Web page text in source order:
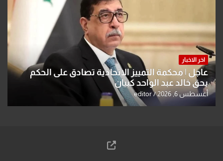
اخر الاخبار
عاجل | محكمة التمييز الاتحادية تصادق على الحكم
بحق خالد عبد الواحد كبيان
أغسطس 6, 2026 editor